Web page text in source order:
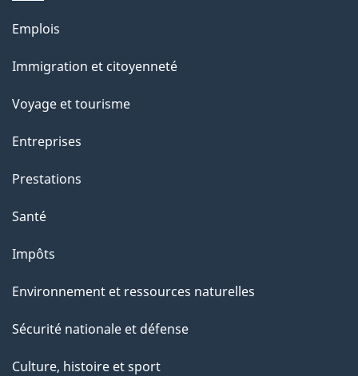
Thèmes
sujets
Emplois
Immigration et citoyenneté
Voyage et tourisme
Entreprises
Prestations
Santé
Impôts
Environnement et ressources naturelles
Sécurité nationale et défense
Culture, histoire et sport